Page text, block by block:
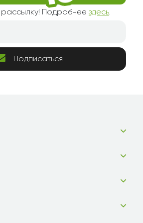
рассылку! Подробнее здесь.
Подписаться